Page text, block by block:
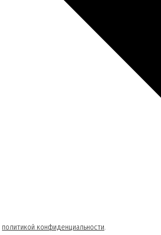
политикой конфиденциальности.